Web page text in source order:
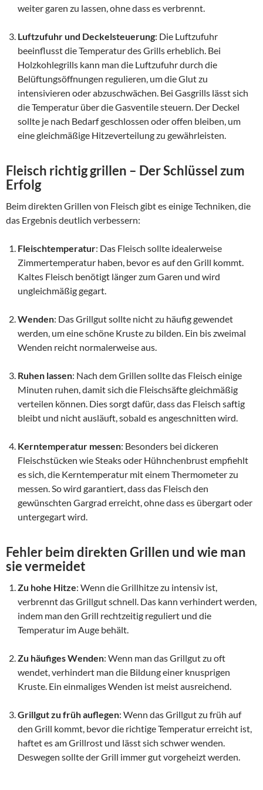
weiter garen zu lassen, ohne dass es verbrennt.
Luftzufuhr und Deckelsteuerung: Die Luftzufuhr
beeinflusst die Temperatur des Grills erheblich. Bei
Holzkohlegrills kann man die Luftzufuhr durch die
Belüftungsöffnungen regulieren, um die Glut zu
intensivieren oder abzuschwächen. Bei Gasgrills lässt sich
die Temperatur über die Gasventile steuern. Der Deckel
sollte je nach Bedarf geschlossen oder offen bleiben, um
eine gleichmäßige Hitzeverteilung zu gewährleisten.
Fleisch richtig grillen – Der Schlüssel zum
Erfolg
Beim direkten Grillen von Fleisch gibt es einige Techniken, die
das Ergebnis deutlich verbessern:
Fleischtemperatur: Das Fleisch sollte idealerweise
Zimmertemperatur haben, bevor es auf den Grill kommt.
Kaltes Fleisch benötigt länger zum Garen und wird
ungleichmäßig gegart.
Wenden: Das Grillgut sollte nicht zu häufig gewendet
werden, um eine schöne Kruste zu bilden. Ein bis zweimal
Wenden reicht normalerweise aus.
Ruhen lassen: Nach dem Grillen sollte das Fleisch einige
Minuten ruhen, damit sich die Fleischsäfte gleichmäßig
verteilen können. Dies sorgt dafür, dass das Fleisch saftig
bleibt und nicht ausläuft, sobald es angeschnitten wird.
Kerntemperatur messen: Besonders bei dickeren
Fleischstücken wie Steaks oder Hühnchenbrust empfiehlt
es sich, die Kerntemperatur mit einem Thermometer zu
messen. So wird garantiert, dass das Fleisch den
gewünschten Gargrad erreicht, ohne dass es übergart oder
untergegart wird.
Fehler beim direkten Grillen und wie man
sie vermeidet
Zu hohe Hitze: Wenn die Grillhitze zu intensiv ist,
verbrennt das Grillgut schnell. Das kann verhindert werden,
indem man den Grill rechtzeitig reguliert und die
Temperatur im Auge behält.
Zu häufiges Wenden: Wenn man das Grillgut zu oft
wendet, verhindert man die Bildung einer knusprigen
Kruste. Ein einmaliges Wenden ist meist ausreichend.
Grillgut zu früh auflegen: Wenn das Grillgut zu früh auf
den Grill kommt, bevor die richtige Temperatur erreicht ist,
haftet es am Grillrost und lässt sich schwer wenden.
Deswegen sollte der Grill immer gut vorgeheizt werden.